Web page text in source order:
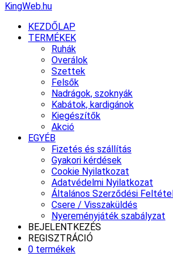
KingWeb.hu
KEZDŐLAP
TERMÉKEK
Ruhák
Overálok
Szettek
Felsők
Nadrágok, szoknyák
Kabátok, kardigánok
Kiegészítők
Akció
EGYÉB
Fizetés és szállítás
Gyakori kérdések
Cookie Nyilatkozat
Adatvédelmi Nyilatkozat
Általános Szerződési
Csere / Visszaküldés
Nyereményjáték szabályzat
BEJELENTKEZÉS
REGISZTRÁCIÓ
0 termékek